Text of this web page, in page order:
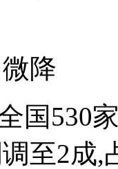
降
国530
至2成,